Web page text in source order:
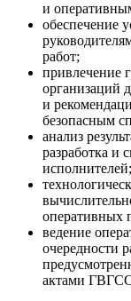
и
обеспечение
работ;
привлечение
организаций
и
безопасным
анализ
разработка и
исполнителей;
оперативных
ведение
очередности
актами